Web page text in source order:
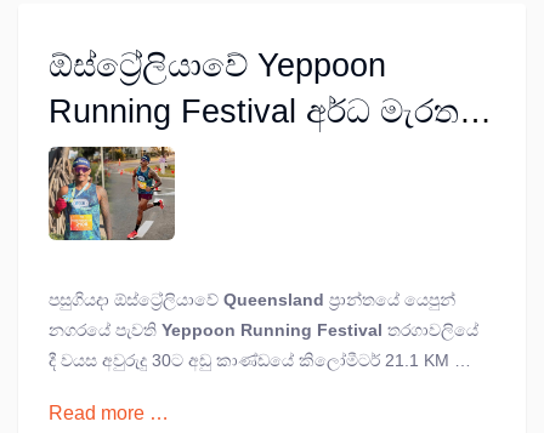
ඕස්ට්‍රේලියාවේ Yeppoon
Running Festival අර්ධ මැරතන්
ධාවන තරගයේ රන් පදක්කම ශ්‍රී
ලංකාවේ ෂේන් අමරසිංහට
පසුගියදා ඕස්ට්‍රේලියාවේ Queensland ප්‍රාන්තයේ යෙපුන්
නගරයේ පැවති Yeppoon Running Festival තරගාවලියේ
දී වයස අවුරුදු 30ට අඩු කාණ්ඩයේ කිලෝමීටර් 21.1 KM ක
ලංකාවේ ෂේන් අමරසිංහ සමත් විය.
Read more …